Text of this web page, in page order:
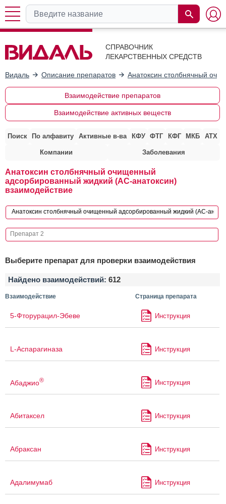
СПРАВОЧНИК
ЛЕКАРСТВЕННЫХ СРЕДСТВ
Видаль Описание препаратов Анатоксин столбнячный
Взаимодействие препаратов
Взаимодействие активных веществ
Поиск По алфавиту Активные в-ва КФУ ФТГ КФГ МКБ АТХ
Компании Заболевания
Анатоксин столбнячный очищенный
адсорбированный жидкий (АС-анатоксин)
взаимодействие
Выберите препарат для проверки взаимодействия
Найдено взаимодействий: 612
Взаимодействие Страница препарата
5-Фторурацил-Эбеве Инструкция
L-Аспарагиназа Инструкция
Абаджио® Инструкция
Абитаксел Инструкция
Абраксан Инструкция
Адалимумаб Инструкция